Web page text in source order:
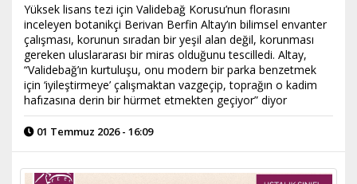
Yüksek lisans tezi için Validebağ Korusu’nun florasını
inceleyen botanikçi Berivan Berfin Altay’ın bilimsel envanter
çalışması, korunun sıradan bir yeşil alan değil, korunması
gereken uluslararası bir miras olduğunu tescilledi. Altay,
“Validebağ’ın kurtuluşu, onu modern bir parka benzetmek
için ‘iyileştirmeye’ çalışmaktan vazgeçip, toprağın o kadim
hafızasına derin bir hürmet etmekten geçiyor” diyor
01 Temmuz 2026 - 16:09